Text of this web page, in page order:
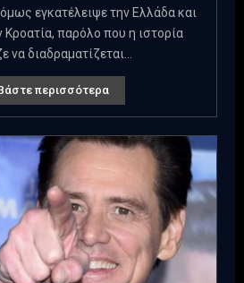
εγκατέλειψε την Ελλάδα και
Κροατία, παρόλο που η ιστορία
να διαδραματίζεται...
περισσότερα